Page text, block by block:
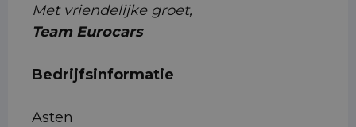
Met vriendelijke groet,
Team Eurocars
Bedrijfsinformatie
Asten